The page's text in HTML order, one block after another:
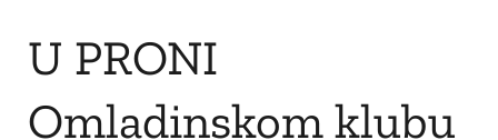
U PRONI
Omladinskom klubu